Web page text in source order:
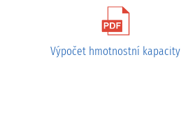
Výpočet hmotnostní kapacity